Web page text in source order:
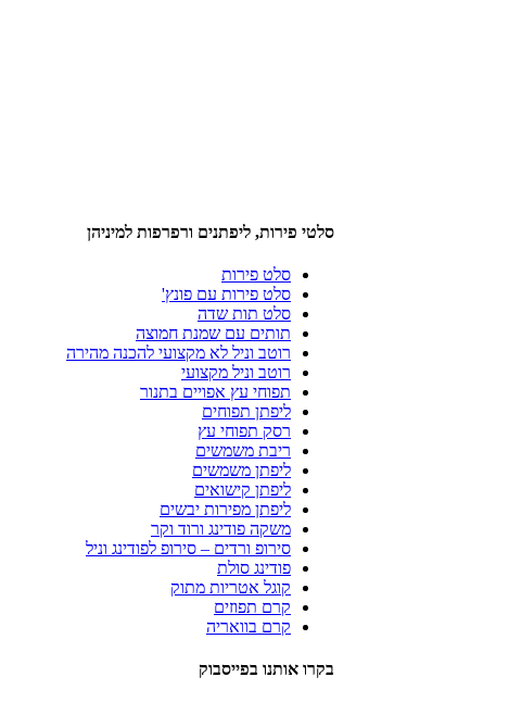
סלטי פירות, ליפתנים ורפרפות למיניהן
סלט פירות
סלט פירות עם פונץ'
סלט תות שדה
תותים עם שמנת חמוצה
רוטב וניל לא מקצועי להכנה מהירה
רוטב וניל מקצועי
תפוחי עץ אפויים בתנור
ליפתן תפוחים
רסק תפוחי עץ
ריבת משמשים
ליפתן משמשים
ליפתן קישואים
ליפתן מפירות יבשים
משקה פודינג ורוד וקר
סירופ ורדים – סירופ לפודינג וניל
פודינג סולת
קוגל אטריות מתוק
קרם תפוזים
קרם בוואריה
בקרו אותנו בפייסבוק